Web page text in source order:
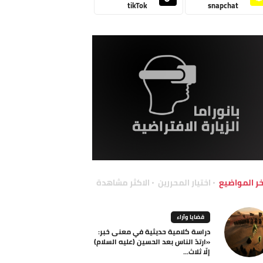
snapchat
tikTok
المواضيع اختيار المحررين الاكثر مشاهدة
قضايا وآراء
دراسة كلامية حديثية في معنى خبر:
«ارتدّ الناس بعد الحسين (عليه السلام)
إلّا ثلاث...